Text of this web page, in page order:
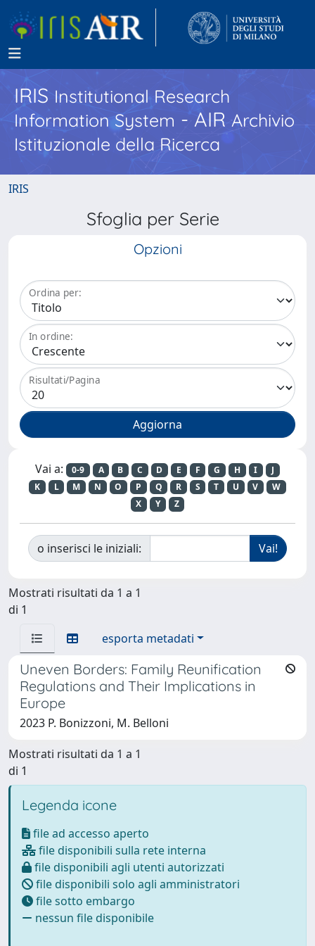
IRISInstitutional Research
Information System - AIR Archivio
Istituzionale della Ricerca
IRIS
Sfoglia per Serie
Opzioni
Ordina per:
In ordine:
Risultati/Pagina
Vai a: 0-9 A B C D E F G H I
J
K
L M N O P Q R S T U V
W
X
Y Z
o inserisci le iniziali:
Mostrati risultati da 1 a 1
di 1
esporta metadati
Uneven Borders: Family Reunification
Regulations and Their Implications in
Europe
2023 P. Bonizzoni, M. Belloni
Mostrati risultati da 1 a 1
di 1
Legenda icone
file ad accesso aperto
file disponibili sulla rete interna
file disponibili agli utenti autorizzati
file disponibili solo agli amministratori
file sotto embargo
nessun file disponibile